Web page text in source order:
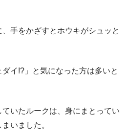
手をかざすとホウキがシュッと
ダイ!?」と気になった方は多いと
いたルークは、身にまとってい
いました。